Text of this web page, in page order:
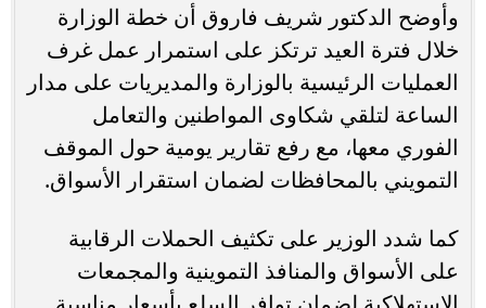
وأوضح الدكتور شريف فاروق أن خطة الوزارة
خلال فترة العيد ترتكز على استمرار عمل غرف
العمليات الرئيسية بالوزارة والمديريات على مدار
الساعة لتلقي شكاوى المواطنين والتعامل
الفوري معها، مع رفع تقارير يومية حول الموقف
التمويني بالمحافظات لضمان استقرار الأسواق.
كما شدد الوزير على تكثيف الحملات الرقابية
على الأسواق والمنافذ التموينية والمجمعات